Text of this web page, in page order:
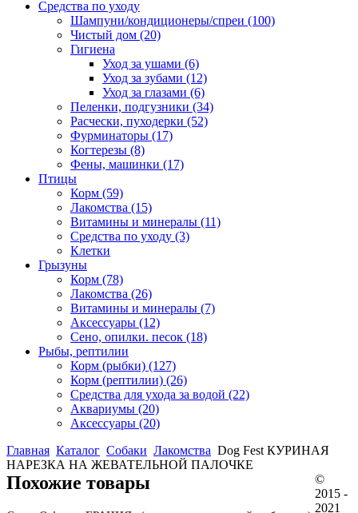
Средства по уходу
Шампуни/кондиционеры/спреи (100)
Чистый дом (20)
Гигиена
Уход за ушами (6)
Уход за зубами (12)
Уход за глазами (6)
Пеленки, подгузники (34)
Расчески, пуходерки (52)
Фурминаторы (17)
Когтерезы (8)
Фены, машинки (17)
Птицы
Корм (59)
Лакомства (15)
Витамины и минералы (11)
Средства по уходу (3)
Клетки
Грызуны
Корм (78)
Лакомства (26)
Витамины и минералы (7)
Аксессуары (12)
Сено, опилки. песок (18)
Рыбы, рептилии
Корм (рыбки) (127)
Корм (рептилии) (26)
Средства для ухода за водой (22)
Аквариумы (20)
Аксессуары (20)
Главная Каталог Собаки Лакомства Dog Fest КУРИНАЯ
НАРЕЗКА НА ЖЕВАТЕЛЬНОЙ ПАЛОЧКЕ
Похожие товары
©
2015 -
2021